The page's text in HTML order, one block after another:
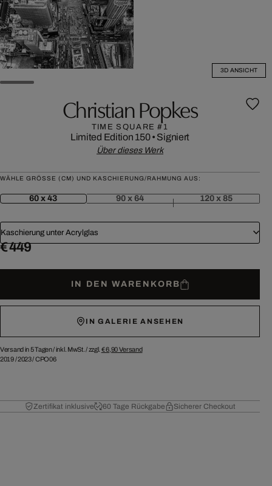
3D ANSICHT
Christian Popkes
TIME SQUARE #1
Limited Edition 150• Signiert
Über dieses Werk
WÄHLE GRÖSSE (CM) UND KASCHIERUNG/RAHMUNG AUS:
60 x 43 90 x 64 120 x 85
Kaschierung unter Acrylglas
€ 449
IN DEN WARENKORB
IN GALERIE ANSEHEN
Versand in 5 Tagen /inkl. MwSt. / zzgl. € 6,90Versand
2019/2023/CPO06
Zertifikat inklusive 60 Tage Rückgabe Sicherer Checkout